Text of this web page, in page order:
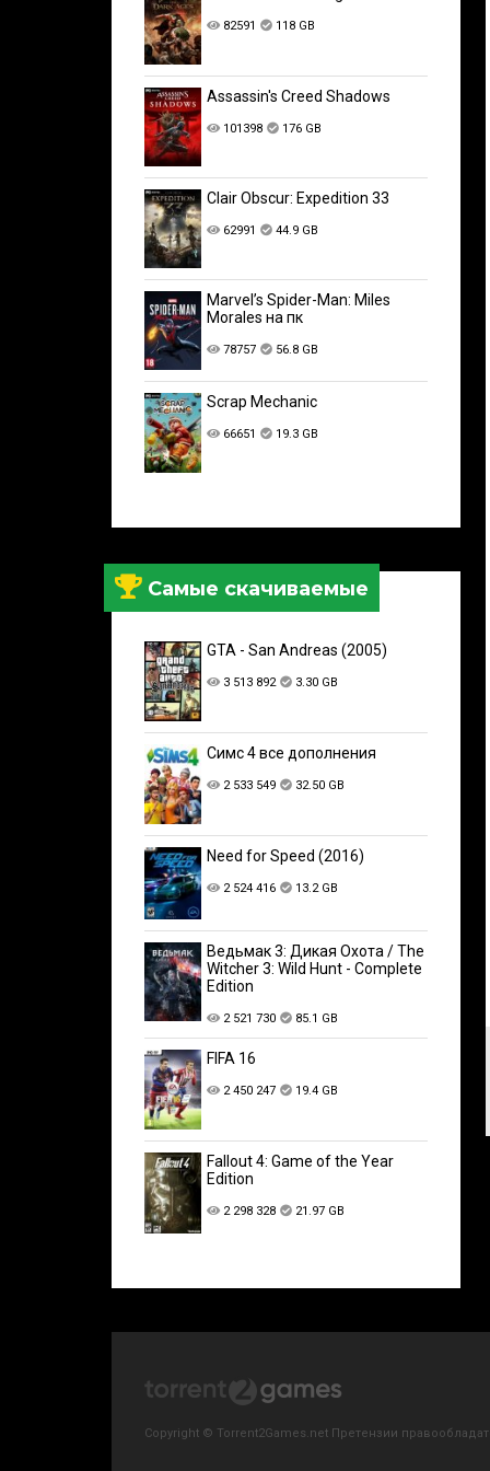
82591 118 GB
Assassin's Creed Shadows
101398 176 GB
Clair Obscur: Expedition 33
62991 44.9 GB
Marvel’s Spider-Man: Miles
Morales на пк
78757 56.8 GB
Scrap Mechanic
66651 19.3 GB
Самые скачиваемые
GTA - San Andreas (2005)
3 513 892 3.30 GB
Симс 4 все дополнения
2 533 549 32.50 GB
Need for Speed (2016)
2 524 416 13.2 GB
Ведьмак 3: Дикая Охота / The
Witcher 3: Wild Hunt - Complete
Edition
2 521 730 85.1 GB
FIFA 16
2 450 247 19.4 GB
Fallout 4: Game of the Year
Edition
2 298 328 21.97 GB
Copyright © Torrent2Games.net Претензии